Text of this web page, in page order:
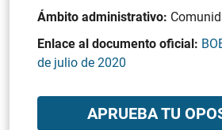
Ámbito administrativo:
Enlace al documento oficial:
de julio de 2020
APRUEBA TU